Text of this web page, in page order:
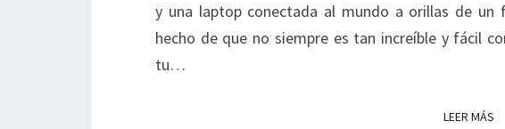
y una laptop conectada al mundo a orillas de un
hecho de que no siempre es tan increíble y fácil
tu…
LEER MÁS